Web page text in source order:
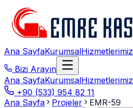
Ana SayfaKurumsalHizmetlerimiz
Bizi Arayın
Ana SayfaKurumsalHizmetlerimiz
+90 (533) 954 82 11
Ana Sayfa
Projeler EMR-59